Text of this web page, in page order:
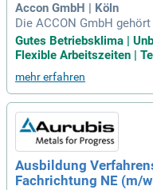
Accon GmbH | Köln
Die ACCON GmbH
m technischen
und
Gutes Betriebsklima |
Flexible Arbeitszeiten |
mehr erfahren
Ausbildung
Fachrichtung NE (m/